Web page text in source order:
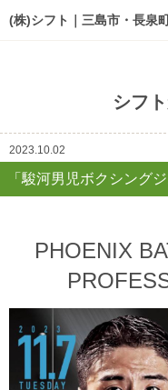
O5AwA5o1HbI
空室情報
リクルート
シフ
2023.10.02
「駿河男児ボクシング
PHOENIX